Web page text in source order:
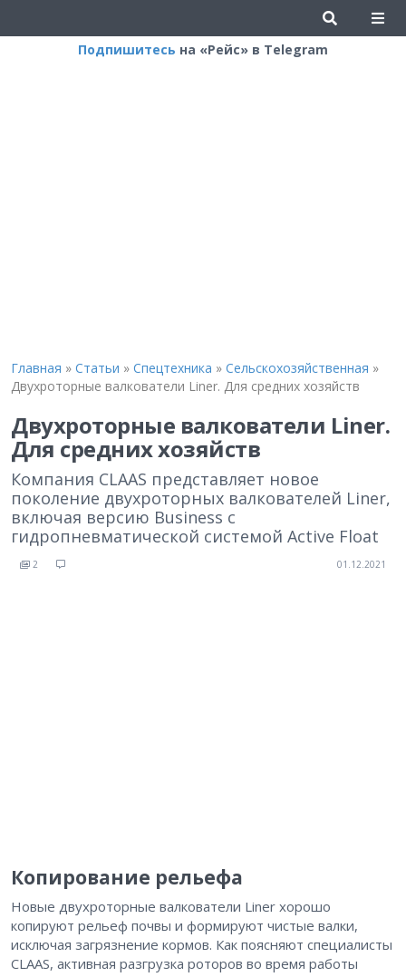
Подпишитесь на «Рейс» в Telegram
Главная » Статьи » Спецтехника » Сельскохозяйственная »
Двухроторные валкователи Liner. Для средних хозяйств
Двухроторные валкователи Liner.
Для средних хозяйств
Компания CLAAS представляет новое
поколение двухроторных валкователей Liner,
включая версию Business с
гидропневматической системой Active Float
2 01.12.2021
Копирование рельефа
Новые двухроторные валкователи Liner хорошо
копируют рельеф почвы и формируют чистые валки,
исключая загрязнение кормов. Как поясняют специалисты
CLAAS, активная разгрузка роторов во время работы